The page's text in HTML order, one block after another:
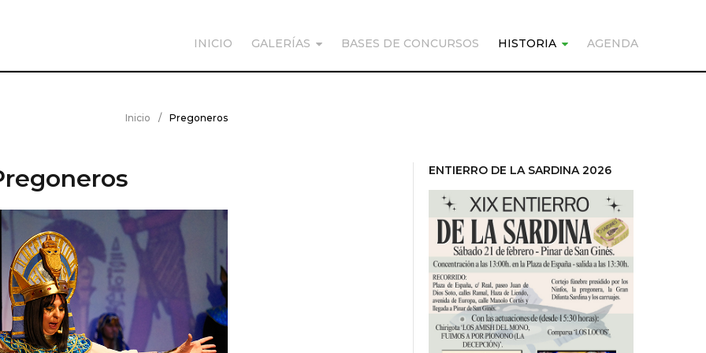
INICIO GALERÍAS BASES DE CONCURSOS HISTORIA AGENDA
Inicio / Pregoneros
ENTIERRO DE LA SARDINA 2026